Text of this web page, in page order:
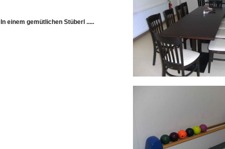
In einem gemütlichen Stüberl .....